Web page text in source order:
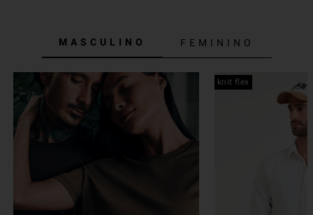
MASCULINO FEMININO
knit flex